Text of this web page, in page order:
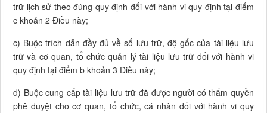
trữ lịch sử theo đúng quy định đối với hành vi quy định tại điểm
c khoản 2 Điều này;
c) Buộc trích dẫn đầy đủ về số lưu trữ, độ gốc của tài liệu lưu
trữ và cơ quan, tổ chức quản lý tài liệu lưu trữ đối với hành vi
quy định tại điểm b khoản 3 Điều này;
d) Buộc cung cấp tài liệu lưu trữ đã được người có thẩm quyền
phê duyệt cho cơ quan, tổ chức, cá nhân đối với hành vi quy